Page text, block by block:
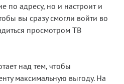
по адресу, но и настроит и
вы сразу смогли войти во
просмотром ТВ
над тем, чтобы
максимальную выгоду. На